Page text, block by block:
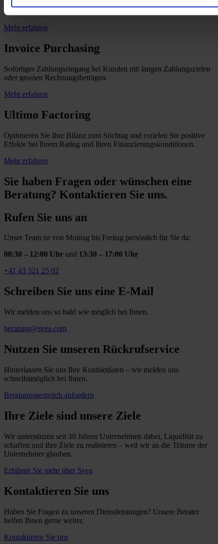
abtreten möchten.
Mehr erfahren
Invoice Purchasing
Sofortiger Zahlungseingang bei Kunden mit langen Zahlungszielen
oder grossen Rechnungsbeträgen.
Mehr erfahren
Ultimo Factoring
Optimieren Sie Ihre Bilanz zum Stichtag und erzielen Sie positive
Effekte bei Ihrem Rating und Ihren Finanzierungskonditionen.
Mehr erfahren
Sie haben Fragen oder wünschen eine
Beratung? Kontaktieren Sie uns.
Rufen Sie uns an
Unser Team ist von Montag bis Freitag persönlich für Sie da:
08:30 – 12:00 Uhr und 13:30 – 17:00 Uhr
+41 43 321 25 02
Schreiben Sie uns eine E-Mail
Wir melden uns so bald wie möglich bei Ihnen.
beratung@svea.com
Nutzen Sie unseren Rückrufservice
Hinterlassen Sie uns Ihre Kontaktdaten – wir melden uns
schnellstmöglich bei Ihnen.
Beratungsgespräch anfordern
Ihre Ziele sind unsere Ziele
Wir unterstützen seit 30 Jahren Unternehmen dabei, Liquidität zu
schaffen und ihre Ziele zu realisieren – weil wir an die Träume der
Unternehmer glauben.
Erfahren Sie mehr über Svea
Kontaktieren Sie uns
Haben Sie Fragen zu unseren Dienstleistungen? Unsere Berater
helfen Ihnen gerne weiter.
Kontaktieren Sie uns